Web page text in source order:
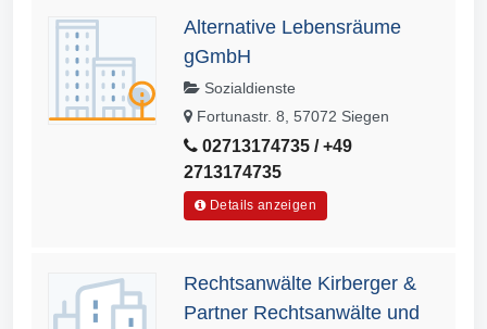
Alternative Lebensräume
gGmbH
Sozialdienste
Fortunastr. 8, 57072 Siegen
02713174735 / +49
2713174735
Details anzeigen
Rechtsanwälte Kirberger &
Partner Rechtsanwälte und